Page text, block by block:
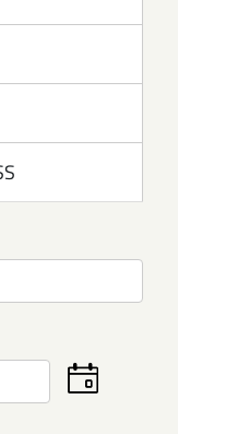
Seleziona
la